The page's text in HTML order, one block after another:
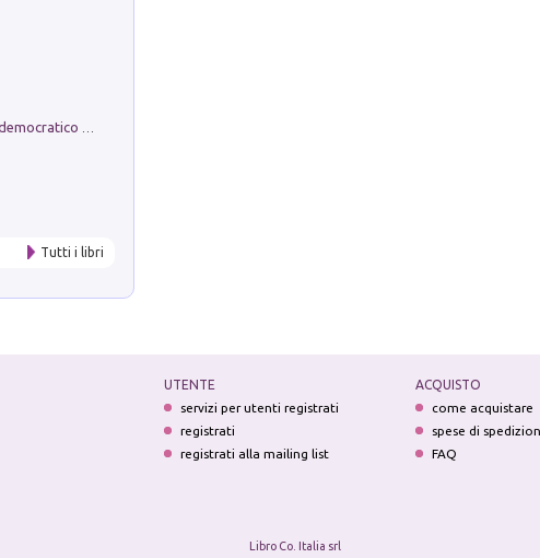
Tutti i libri
UTENTE
servizi per utenti registrati
registrati
registrati alla mailing list
ACQUISTO
come acquistare
spese di
FAQ
Libro Co. Italia srl